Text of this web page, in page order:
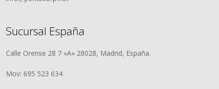
Sucursal España
Calle Orense 28 7 «A» 28028, Madrid, España.
Mov: 695 523 634